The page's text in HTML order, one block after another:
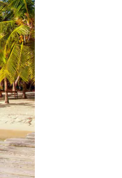
pomocou dotykových gest či